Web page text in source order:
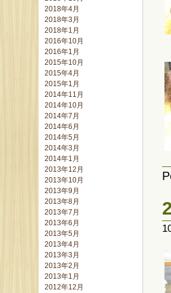
2018年4月
2018年3月
2018年1月
2016年10月
2016年1月
2015年10月
2015年4月
2015年1月
2014年11月
2014年10月
2014年7月
2014年6月
2014年5月
2014年3月
2014年1月
2013年12月
2013年10月
2013年9月
2013年8月
2013年7月
2013年6月
2013年5月
2013年4月
2013年3月
2013年2月
2013年1月
2012年12月